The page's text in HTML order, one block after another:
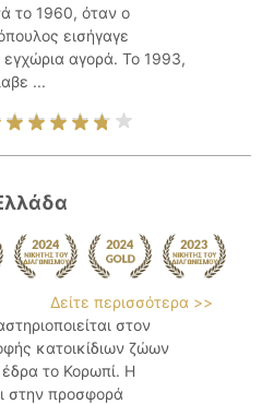
το 1960, όταν ο
εισήγαγε
αγορά. Το 1993,
...
Δείτε περισσότερα >>
στον
κατοικίδιων ζώων
το Κορωπί. Η
στην προσφορά